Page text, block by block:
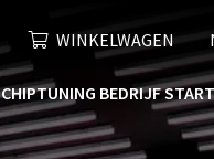
WINKELWAGEN
CHIPTUNING BEDRIJF